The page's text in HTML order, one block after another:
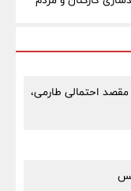
مقصد احتمالی طارمی،